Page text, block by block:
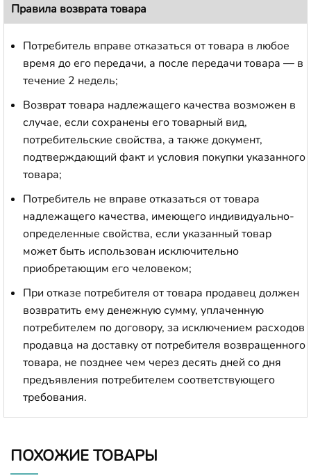
Правила возврата товара
Потребитель вправе отказаться от товара в любое
время до его передачи, а после передачи товара — в
течение 2 недель;
Возврат товара надлежащего качества возможен в
случае, если сохранены его товарный вид,
потребительские свойства, а также документ,
подтверждающий факт и условия покупки указанного
товара;
Потребитель не вправе отказаться от товара
надлежащего качества, имеющего индивидуально-
определенные свойства, если указанный товар
может быть использован исключительно
приобретающим его человеком;
При отказе потребителя от товара продавец должен
возвратить ему денежную сумму, уплаченную
потребителем по договору, за исключением расходов
продавца на доставку от потребителя возвращенного
товара, не позднее чем через десять дней со дня
предъявления потребителем соответствующего
требования.
ПОХОЖИЕ ТОВАРЫ